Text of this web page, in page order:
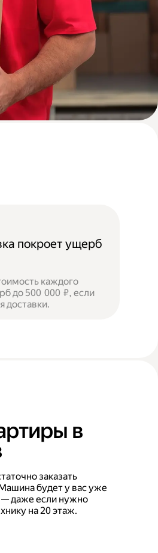
покроет ущерб
каждого
до 500 000 ₽, если
доставки.
в
заказать
будет у вас уже
— даже если нужно
на 20 этаж.